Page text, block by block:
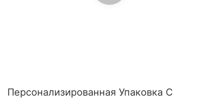
Персонализированная Упаковка С